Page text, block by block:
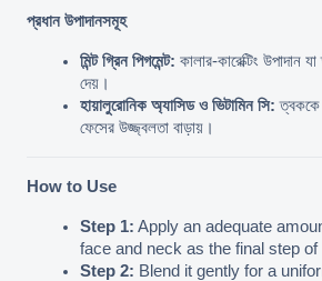
প্রধান উপাদানসমূহ
মিন্ট গ্রিন পিগমেন্ট: কালার-কারেক্টিং উপাদান
দেয়।
হায়ালুরোনিক অ্যাসিড ও ভিটামিন সি: ত্বককে
ফেসের উজ্জ্বলতা বাড়ায়।
How to Use
Step 1: Apply an adequate
face and neck as the final step
Step 2: Blend it gently for a